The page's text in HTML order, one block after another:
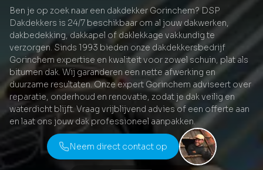
Ben je op zoek naar een dakdekker Gorinchem? DSP
Dakdekkers is 24/7 beschikbaar om al jouw dakwerken,
dakbedekking, dakkapel of daklekkage vakkundig te
verzorgen. Sinds 1993 bieden onze dakdekkersbedrijf
Gorinchem expertise en kwaliteit voor zowel schuin, plat als
bitumen dak. Wij garanderen een nette afwerking en
duurzame resultaten. Onze expert Gorinchem adviseert over
reparatie, onderhoud en renovatie, zodat je dak veilig en
waterdicht blijft. Vraag vrijblijvend advies of een offerte aan
en laat ons jouw dak professioneel aanpakken.
Neem direct contact op